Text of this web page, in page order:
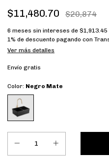
$11,480.70 $20,874
6 meses sin intereses de $1,913.45
1% de descuento pagando con
Ver más detalles
Envío gratis
Color: Negro Mate